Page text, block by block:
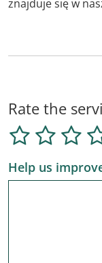
znajduje się w
Rate the
Help us